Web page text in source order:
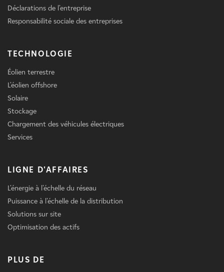
Déclarations de l'entreprise
Responsabilité sociale des entreprises
TECHNOLOGIE
Éolien terrestre
L'éolien offshore
Solaire
Stockage
Chargement des véhicules électriques
Services
LIGNE D'AFFAIRES
L'énergie à l'échelle du réseau
Puissance à l'échelle de la distribution
Solutions sur site
Optimisation des actifs
PLUS DE